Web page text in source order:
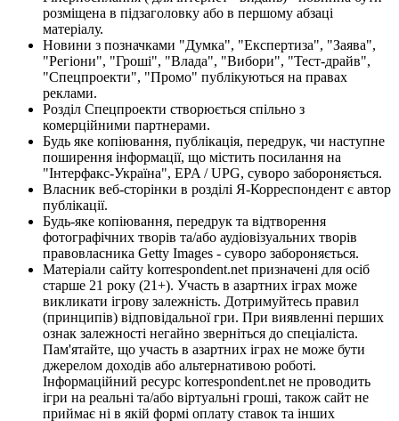
розміщена в підзаголовку або в першому абзаці
матеріалу.
Новини з позначками "Думка", "Експертиза", "Заява",
"Регіони", "Гроші", "Влада", "Вибори", "Тест-драйв",
"Спецпроекти", "Промо" публікуються на правах
реклами.
Розділ Спецпроекти створюється спільно з
комерційними партнерами.
Будь яке копіювання, публікація, передрук, чи наступне
поширення інформації, що містить посилання на
"Інтерфакс-Україна", EPA / UPG, суворо забороняється.
Власник веб-сторінки в розділі Я-Корреспондент є автор
публікації.
Будь-яке копіювання, передрук та відтворення
фотографічних творів та/або аудіовізуальних творів
правовласника Getty Images - суворо забороняється.
Матеріали сайту korrespondent.net призначені для осіб
старше 21 року (21+). Участь в азартних іграх може
викликати ігрову залежність. Дотримуйтесь правил
(принципів) відповідальної гри. При виявленні перших
ознак залежності негайно зверніться до спеціаліста.
Пам'ятайте, що участь в азартних іграх не може бути
джерелом доходів або альтернативою роботі.
Інформаційний ресурс korrespondent.net не проводить
ігри на реальні та/або віртуальні гроші, також сайт не
приймає ні в якій формі оплату ставок та інших